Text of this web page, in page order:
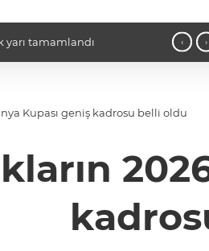
Küplüpınar'da tuttu ‹ ›
Kupası geniş kadrosu belli oldu